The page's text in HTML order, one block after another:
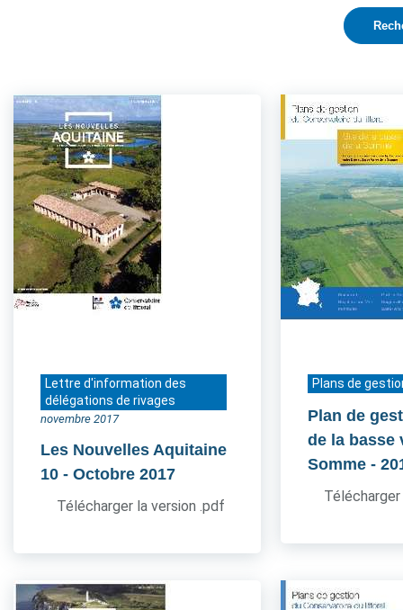
Lettre d'information des
délégations de rivages
novembre 2017
Les Nouvelles Aquitaine
10 - Octobre 2017
Télécharger la version .pdf
Plans de
Plan de
de la basse
Somme -